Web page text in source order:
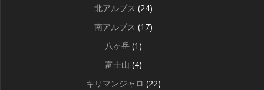
北アルプス (24)
南アルプス (17)
八ヶ岳 (1)
富士山 (4)
キリマンジャロ (22)